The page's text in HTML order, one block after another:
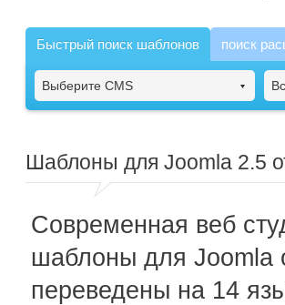
Быстрый поиск шаблонов поиск
Выберите CMS
Шаблоны для Joomla 2.5
Современная веб
шаблоны для Joomla
переведены на 14